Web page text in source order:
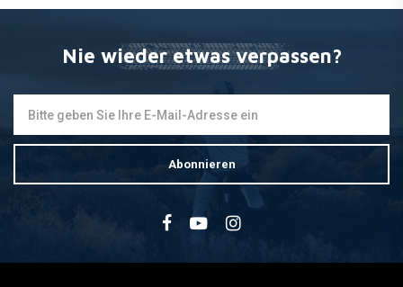
SCHRAUBENDREHER /
Nie wieder etwas verpassen?
Abonnieren